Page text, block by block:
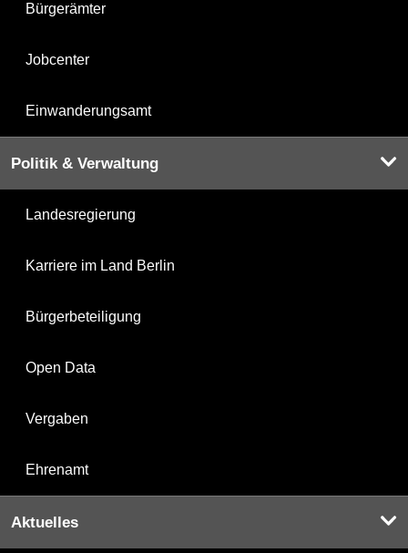
Bürgerämter
Jobcenter
Einwanderungsamt
Politik & Verwaltung
Landesregierung
Karriere im Land Berlin
Bürgerbeteiligung
Open Data
Vergaben
Ehrenamt
Aktuelles